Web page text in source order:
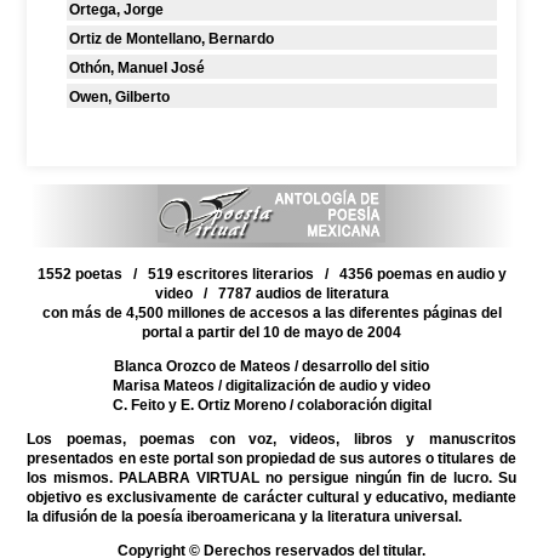
Ortega, Jorge
Ortiz de Montellano, Bernardo
Othón, Manuel José
Owen, Gilberto
1552 poetas / 519 escritores literarios / 4356 poemas en audio y
video / 7787 audios de literatura
con más de 4,500 millones de accesos a las diferentes páginas del
portal a partir del 10 de mayo de 2004
Blanca Orozco de Mateos / desarrollo del sitio
Marisa Mateos / digitalización de audio y video
C. Feito y E. Ortiz Moreno/ colaboración digital
Los poemas, poemas con voz, videos, libros y manuscritos
presentados en este portal son propiedad de sus autores o titulares de
los mismos. PALABRA VIRTUAL no persigue ningún fin de lucro. Su
objetivo es exclusivamente de carácter cultural y educativo, mediante
la difusión de la poesía iberoamericana y la literatura universal.
Copyright © Derechos reservados del titular.